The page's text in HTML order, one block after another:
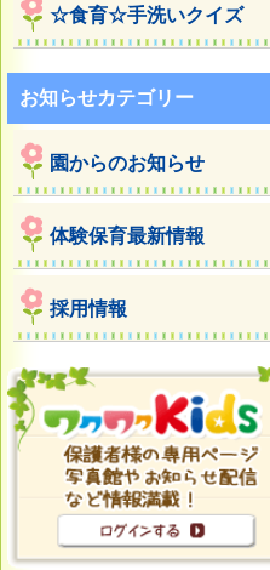
☆食育☆手洗いクイズ
お知らせカテゴリー
園からのお知らせ
体験保育最新情報
採用情報